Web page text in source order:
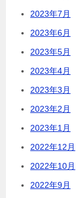
2023年7月
2023年6月
2023年5月
2023年4月
2023年3月
2023年2月
2023年1月
2022年12月
2022年10月
2022年9月